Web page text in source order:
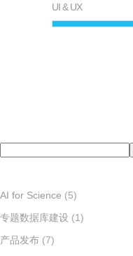
UI & UX
AI for Science (5)
专题数据库建设 (1)
产品发布 (7)